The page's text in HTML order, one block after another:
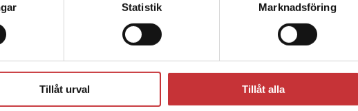
Statistik Marknadsföring
Tillåt urval Tillåt alla
Psykiatri
Herlofson, Jörgen m.fl. (red.)
722 kr
Exkl. moms: 681 kr